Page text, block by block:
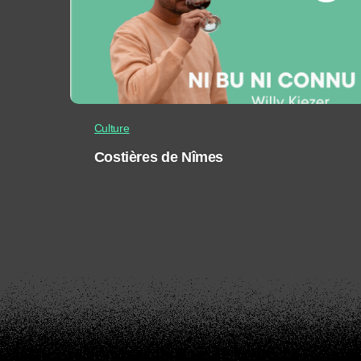
Culture
Costières de Nîmes